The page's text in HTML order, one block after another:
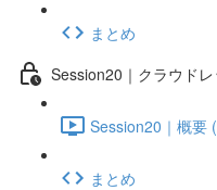
まとめ
Session20｜クラウド
Session20｜概要
まとめ